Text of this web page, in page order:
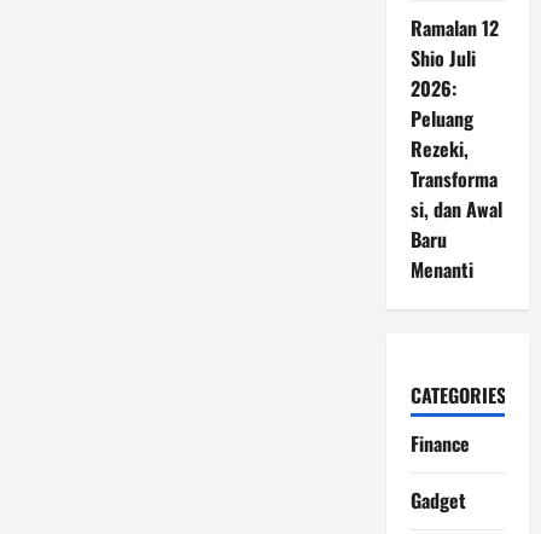
Ramalan 12
Shio Juli
2026:
Peluang
Rezeki,
Transforma
si, dan Awal
Baru
Menanti
CATEGORIES
Finance
Gadget